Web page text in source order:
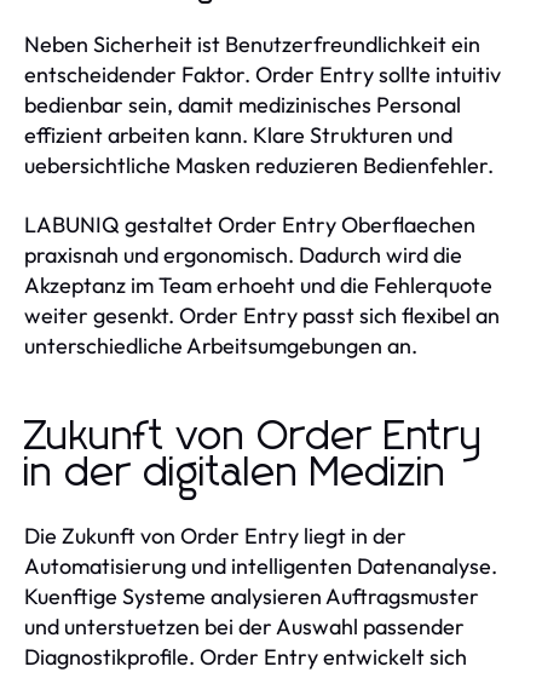
Neben Sicherheit ist Benutzerfreundlichkeit ein
entscheidender Faktor. Order Entry sollte intuitiv
bedienbar sein, damit medizinisches Personal
effizient arbeiten kann. Klare Strukturen und
uebersichtliche Masken reduzieren Bedienfehler.
LABUNIQ gestaltet Order Entry Oberflaechen
praxisnah und ergonomisch. Dadurch wird die
Akzeptanz im Team erhoeht und die Fehlerquote
weiter gesenkt. Order Entry passt sich flexibel an
unterschiedliche Arbeitsumgebungen an.
Zukunft von Order Entry
in der digitalen Medizin
Die Zukunft von Order Entry liegt in der
Automatisierung und intelligenten Datenanalyse.
Kuenftige Systeme analysieren Auftragsmuster
und unterstuetzen bei der Auswahl passender
Diagnostikprofile. Order Entry entwickelt sich